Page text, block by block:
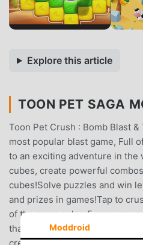
Explore this article
TOON PET SAGA
Toon Pet Crush : Bomb Blast
most popular blast game, Full
to an exciting adventure in the
cubes, create powerful
cubes!Solve puzzles and win
and prizes in games!Tap to
of the same color, 5 or more
than 5 cubes are taped to
Moddroid